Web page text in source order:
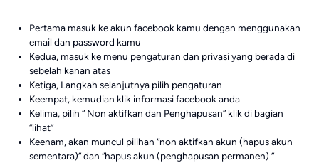
Pertama masuk ke akun facebook kamu dengan menggunakan
email dan password kamu
Kedua, masuk ke menu pengaturan dan privasi yang berada di
sebelah kanan atas
Ketiga, Langkah selanjutnya pilih pengaturan
Keempat, kemudian klik informasi facebook anda
Kelima, pilih “ Non aktifkan dan Penghapusan” klik di bagian
“lihat”
Keenam, akan muncul pilihan “non aktifkan akun (hapus akun
sementara)” dan “hapus akun (penghapusan permanen) ”